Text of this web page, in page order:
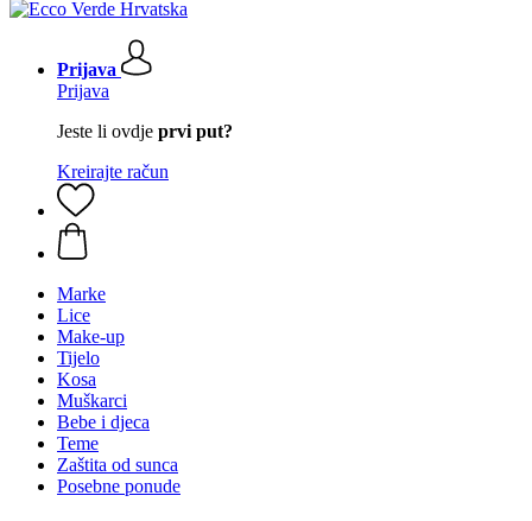
Prijava
Prijava
Jeste li ovdje prvi put?
Kreirajte račun
Marke
Lice
Make-up
Tijelo
Kosa
Muškarci
Bebe i djeca
Teme
Zaštita od sunca
Posebne ponude